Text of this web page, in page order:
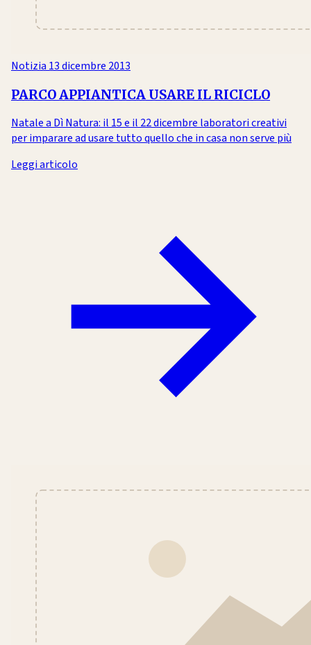
Notizia 13 dicembre 2013
PARCO APPIANTICA USARE IL RICICLO
Natale a Dì Natura: il 15 e il 22 dicembre laboratori creativi
per imparare ad usare tutto quello che in casa non serve più
Leggi articolo